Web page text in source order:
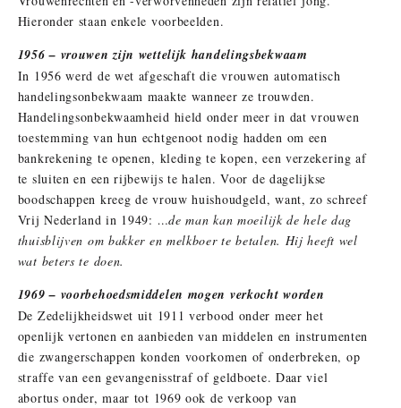
Hieronder staan enkele voorbeelden.
1956 – vrouwen zijn wettelijk handelingsbekwaam
In 1956 werd de wet afgeschaft die vrouwen automatisch
handelingsonbekwaam maakte wanneer ze trouwden.
Handelingsonbekwaamheid hield onder meer in dat vrouwen
toestemming van hun echtgenoot nodig hadden om een
bankrekening te openen, kleding te kopen, een verzekering af
te sluiten en een rijbewijs te halen. Voor de dagelijkse
boodschappen kreeg de vrouw huishoudgeld, want, zo schreef
Vrij Nederland in 1949: …de man kan moeilijk de hele dag
thuisblijven om bakker en melkboer te betalen. Hij heeft wel
wat beters te doen.
1969 – voorbehoedsmiddelen mogen verkocht worden
De Zedelijkheidswet uit 1911 verbood onder meer het
openlijk vertonen en aanbieden van middelen en instrumenten
die zwangerschappen konden voorkomen of onderbreken, op
straffe van een gevangenisstraf of geldboete. Daar viel
abortus onder, maar tot 1969 ook de verkoop van